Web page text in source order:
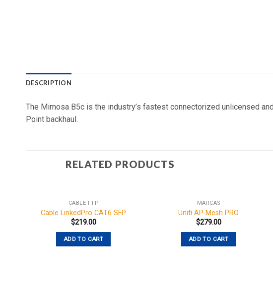
DESCRIPTION
The Mimosa B5c is the industry’s fastest connectorized unlicensed
Point backhaul.
RELATED PRODUCTS
CABLE FTP
Cable LinkedPro CAT6 SFP
$219.00
ADD TO CART
MARCAS
Unifi AP Mesh PRO
$279.00
ADD TO CART